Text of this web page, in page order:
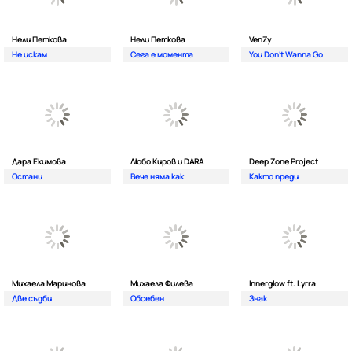
Нели Петкова
Не искам
Нели Петкова
Сега е момента
VenZy
You Don't Wanna Go
Дара Екимова
Остани
Любо Киров и DARA
Вече няма как
Deep Zone Project
Както преди
Михаела Маринова
Две съдби
Михаела Филева
Обсебен
Innerglow ft. Lyrra
Знак